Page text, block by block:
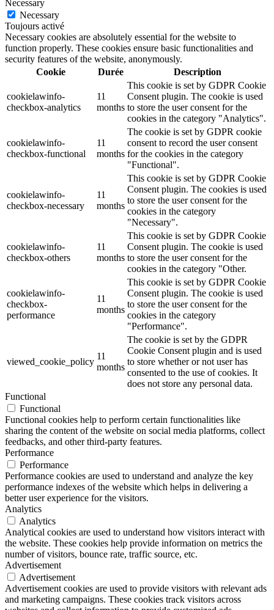
Necessary
Necessary
Toujours activé
Necessary cookies are absolutely essential for the website to
function properly. These cookies ensure basic functionalities and
security features of the website, anonymously.
Cookie
Durée Description
cookielawinfo-
checkbox-analytics
11
months
This cookie is set by GDPR Cookie
Consent plugin. The cookie is used
to store the user consent for the
cookies in the category "Analytics".
cookielawinfo-
checkbox-functional
11
months
The cookie is set by GDPR cookie
consent to record the user consent
for the cookies in the category
"Functional".
cookielawinfo-
checkbox-necessary
11
months
This cookie is set by GDPR Cookie
Consent plugin. The cookies is used
to store the user consent for the
cookies in the category
"Necessary".
cookielawinfo-
checkbox-others
11
months
This cookie is set by GDPR Cookie
Consent plugin. The cookie is used
to store the user consent for the
cookies in the category "Other.
cookielawinfo-
checkbox-
performance
11
months
This cookie is set by GDPR Cookie
Consent plugin. The cookie is used
to store the user consent for the
cookies in the category
"Performance".
viewed_cookie_policy
11
months
The cookie is set by the GDPR
Cookie Consent plugin and is used
to store whether or not user has
consented to the use of cookies. It
does not store any personal data.
Functional
Functional
Functional cookies help to perform certain functionalities like
sharing the content of the website on social media platforms, collect
feedbacks, and other third-party features.
Performance
Performance
Performance cookies are used to understand and analyze the key
performance indexes of the website which helps in delivering a
better user experience for the visitors.
Analytics
Analytics
Analytical cookies are used to understand how visitors interact with
the website. These cookies help provide information on metrics the
number of visitors, bounce rate, traffic source, etc.
Advertisement
Advertisement
Advertisement cookies are used to provide visitors with relevant ads
and marketing campaigns. These cookies track visitors across